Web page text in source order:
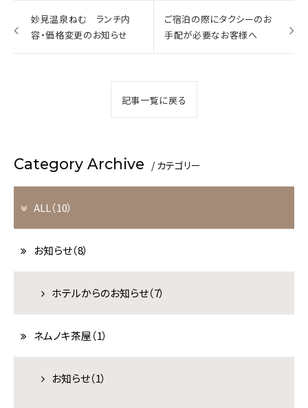
宿泊数
妙見温泉ねむ ランチ内
容・価格変更のお知らせ
ご宿泊の際にタクシーのお
手配が必要なお客様へ
記事一覧に戻る
Category Archive / カテゴリー
ALL（10）
お知らせ（8）
ホテルからのお知らせ（7）
ネムノキ茶屋（1）
お知らせ（1）